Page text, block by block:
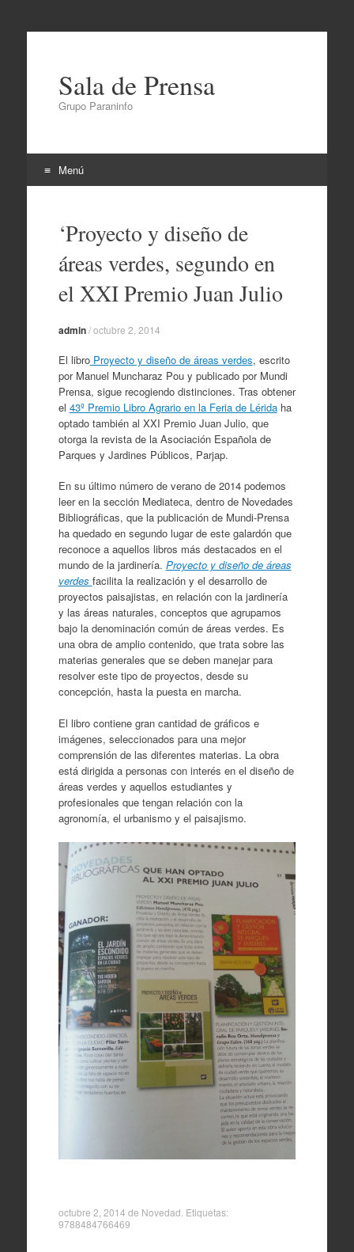
Sala de Prensa
Grupo Paraninfo
Menú
contenido‘Proyecto y diseño de
áreas verdes, segundo en
el XXI Premio Juan Julio
admin/octubre 2, 2014
El libroProyecto y diseño de áreas verdes, escrito
por Manuel Muncharaz Pou y publicado por Mundi
Prensa, sigue recogiendo distinciones. Tras obtener
el 43º Premio Libro Agrario en la Feria de Léridaha
optado también al XXI Premio Juan Julio, que
otorga la revista de la Asociación Española de
Parques y Jardines Públicos, Parjap.
En su último número de verano de 2014 podemos
leer en la sección Mediateca, dentro de Novedades
Bibliográficas, que la publicación de Mundi-Prensa
ha quedado en segundo lugar de este galardón que
reconoce a aquellos libros más destacados en el
mundo de la jardinería. Proyecto y diseño de áreas
verdes facilita la realización y el desarrollo de
proyectos paisajistas, en relación con la jardinería
y las áreas naturales, conceptos que agrupamos
bajo la denominación común de áreas verdes. Es
una obra de amplio contenido, que trata sobre las
materias generales que se deben manejar para
resolver este tipo de proyectos, desde su
concepción, hasta la puesta en marcha.
El libro contiene gran cantidad de gráficos e
imágenes, seleccionados para una mejor
comprensión de las diferentes materias. La obra
está dirigida a personas con interés en el diseño de
áreas verdes y aquellos estudiantes y
profesionales que tengan relación con la
agronomía, el urbanismo y el paisajismo.
octubre 2, 2014 de Novedad . Etiquetas:
9788484766469